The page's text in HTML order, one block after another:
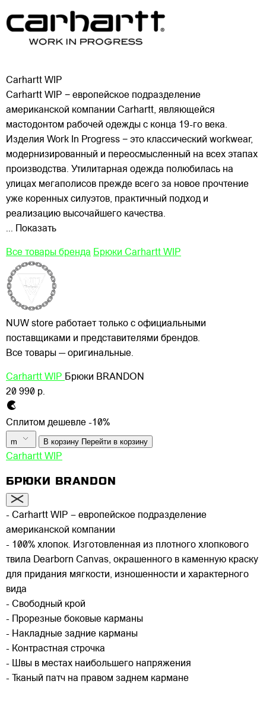
Carhartt WIP
Carhartt WIP − европейское подразделение
американской компании Carhartt, являющейся
мастодонтом рабочей одежды с конца 19-го века.
Изделия Work In Progress − это классический workwear,
модернизированный и переосмысленный на всех этапах
производства. Утилитарная одежда полюбилась на
улицах мегаполисов прежде всего за новое прочтение
уже коренных силуэтов, практичный подход и
реализацию высочайшего качества.
... Показать
Все товары бренда Брюки Carhartt WIP
NUW store работает только с официальными
поставщиками и представителями брендов.
Все товары — оригинальные.
Carhartt WIP Брюки BRANDON
20 990 р.
Сплитом дешевле -10%
m В корзину Перейти в корзину
Carhartt WIP
БРЮКИ BRANDON
- Carhartt WIP – европейское подразделение
американской компании
- 100% хлопок. Изготовленная из плотного хлопкового
твила Dearborn Canvas, окрашенного в каменную краску
для придания мягкости, изношенности и характерного
вида
- Свободный крой
- Прорезные боковые карманы
- Накладные задние карманы
- Контрастная строчка
- Швы в местах наибольшего напряжения
- Тканый патч на правом заднем кармане